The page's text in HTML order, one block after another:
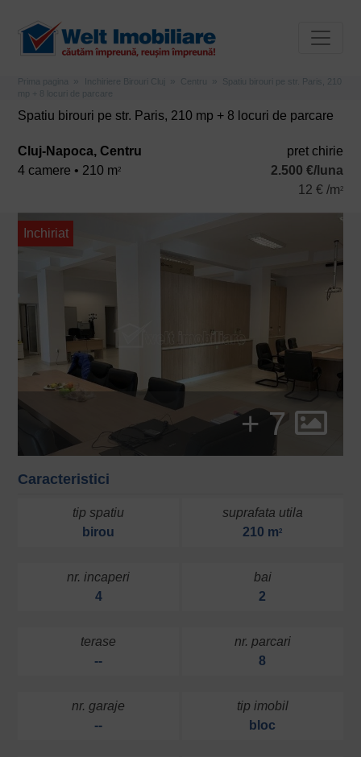
Prima pagina Inchiriere Birouri Cluj Centru
Spatiu birouri pe str. Paris, 210
mp + 8 locuri de parcare
Spatiu birouri pe str. Paris, 210 mp + 8 locuri de parcare
Cluj-Napoca, Centru
4 camere • 210 m2
pret chirie
2.500 €/luna
12 € /m2
+ 7
Inchiriat
Caracteristici
tip spatiu
birou
suprafata utila
210 m2
nr. incaperi
4
bai
2
terase
--
nr. parcari
8
nr. garaje
--
tip imobil
bloc